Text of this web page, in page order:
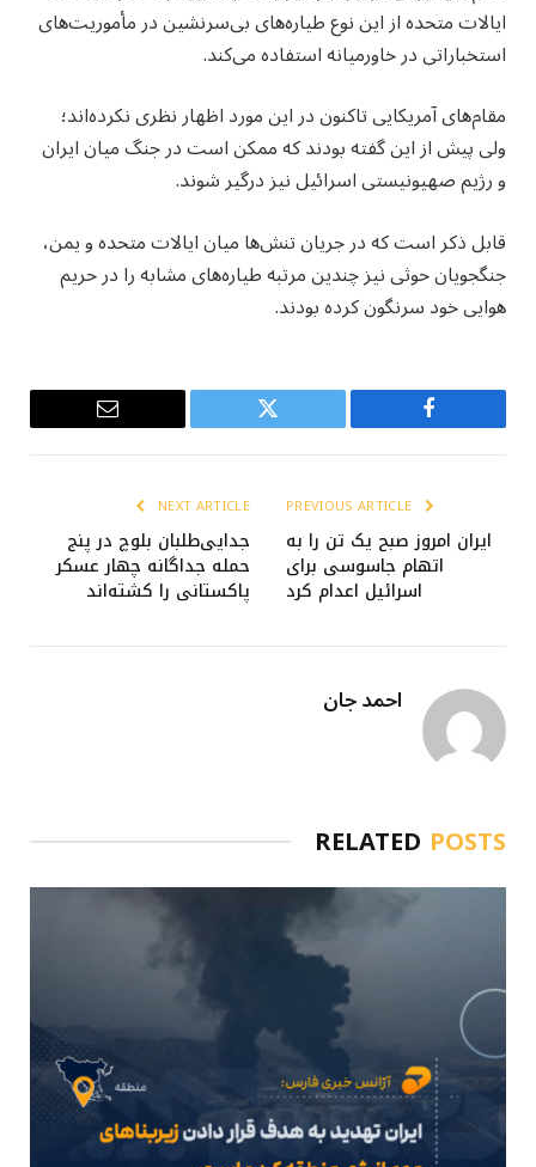
ایالات متحده از این نوع طیاره‌های بی‌سرنشین در مأموریت‌های
استخباراتی در خاورمیانه استفاده می‌کند.
مقام‌های آمریکایی تاکنون در این مورد اظهار نظری نکرده‌اند؛
ولی پیش از این گفته بودند که ممکن است در جنگ میان ایران
و رژیم صهیونیستی اسرائیل نیز درگیر شوند.
قابل ذکر است که در جریان تنش‌ها میان ایالات متحده و یمن،
جنگجویان حوثی نیز چندین مرتبه طیاره‌های مشابه را در حریم
هوایی خود سرنگون کرده بودند.
Facebook
Twitter
Email
ایران امروز صبح یک تن را به
اتهام جاسوسی برای
اسرائیل اعدام کرد
NEXT ARTICLE
جدایی‌طلبان بلوچ در پنج
حمله جداگانه چهار عسکر
پاکستانی را کشته‌اند
احمد جان
RELATED POSTS